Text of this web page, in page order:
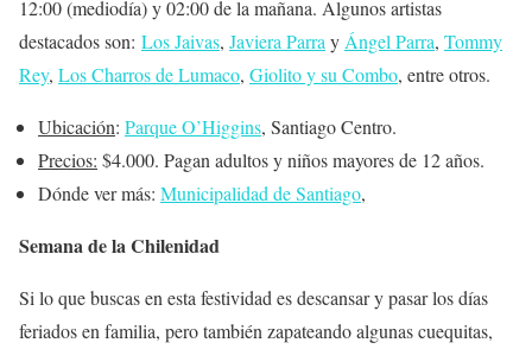
12:00 (mediodía) y 02:00 de la mañana. Algunos artistas
destacados son: Los Jaivas, Javiera Parra y Ángel Parra, Tommy
Rey, Los Charros de Lumaco, Giolito y su Combo, entre otros.
Ubicación: Parque O’Higgins, Santiago Centro.
Precios: $4.000. Pagan adultos y niños mayores de 12 años.
Dónde ver más: Municipalidad de Santiago,
Semana de la Chilenidad
Si lo que buscas en esta festividad es descansar y pasar los días
feriados en familia, pero también zapateando algunas cuequitas,